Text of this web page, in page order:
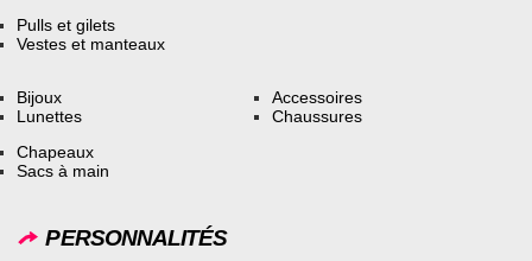
Pulls et gilets
Vestes et manteaux
Bijoux
Lunettes
Accessoires
Chaussures
Chapeaux
Sacs à main
PERSONNALITÉS